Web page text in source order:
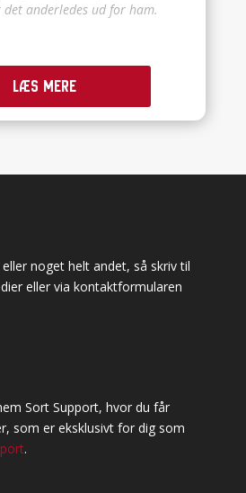
det anderledes ud for ham.
Læs mere
noget helt andet, så skriv til
eller via kontaktformularen
Sort Support, hvor du får
som er eksklusivt for dig som
.